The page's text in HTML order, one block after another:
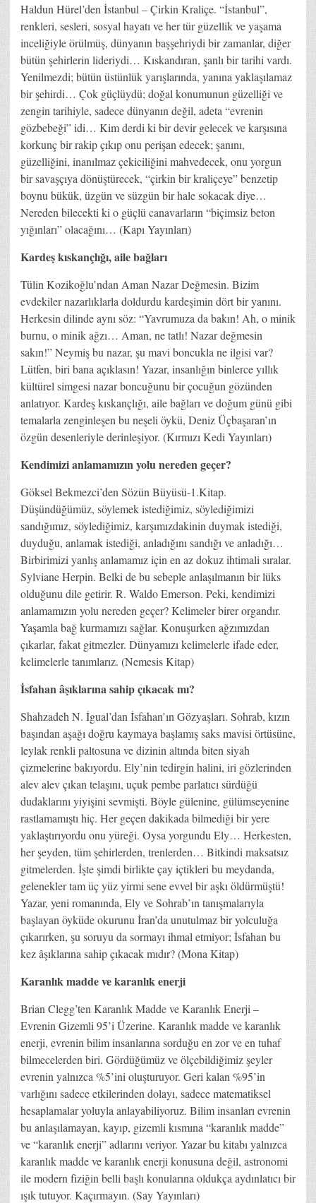
Haldun Hürel’den İstanbul – Çirkin Kraliçe. “İstanbul”,
renkleri, sesleri, sosyal hayatı ve her tür güzellik ve yaşama
inceliğiyle örülmüş, dünyanın başşehriydi bir zamanlar, diğer
bütün şehirlerin lideriydi… Kıskandıran, şanlı bir tarihi vardı.
Yenilmezdi; bütün üstünlük yarışlarında, yanına yaklaşılamaz
bir şehirdi… Çok güçlüydü; doğal konumunun güzelliği ve
zengin tarihiyle, sadece dünyanın değil, adeta “evrenin
gözbebeği” idi… Kim derdi ki bir devir gelecek ve karşısına
korkunç bir rakip çıkıp onu perişan edecek; şanını,
güzelliğini, inanılmaz çekiciliğini mahvedecek, onu yorgun
bir savaşçıya dönüştürecek, “çirkin bir kraliçeye” benzetip
boynu bükük, üzgün ve süzgün bir hale sokacak diye…
Nereden bilecekti ki o güçlü canavarların “biçimsiz beton
yığınları” olacağını… (Kapı Yayınları)
Kardeş kıskançlığı, aile bağları
Tülin Kozikoğlu’ndan Aman Nazar Değmesin. Bizim
evdekiler nazarlıklarla doldurdu kardeşimin dört bir yanını.
Herkesin dilinde aynı söz: “Yavrumuza da bakın! Ah, o minik
burnu, o minik ağzı… Aman, ne tatlı! Nazar değmesin
sakın!” Neymiş bu nazar, şu mavi boncukla ne ilgisi var?
Lütfen, biri bana açıklasın! Yazar, insanlığın binlerce yıllık
kültürel simgesi nazar boncuğunu bir çocuğun gözünden
anlatıyor. Kardeş kıskançlığı, aile bağları ve doğum günü gibi
temalarla zenginleşen bu neşeli öykü, Deniz Üçbaşaran’ın
özgün desenleriyle derinleşiyor. (Kırmızı Kedi Yayınları)
Kendimizi anlamamızın yolu nereden geçer?
Göksel Bekmezci’den Sözün Büyüsü-1.Kitap.
Düşündüğümüz, söylemek istediğimiz, söylediğimizi
sandığımız, söylediğimiz, karşımızdakinin duymak istediği,
duyduğu, anlamak istediği, anladığını sandığı ve anladığı…
Birbirimizi yanlış anlamamız için en az dokuz ihtimali sıralar.
Sylviane Herpin. Belki de bu sebeple anlaşılmanın bir lüks
olduğunu dile getirir. R. Waldo Emerson. Peki, kendimizi
anlamamızın yolu nereden geçer? Kelimeler birer organdır.
Yaşamla bağ kurmamızı sağlar. Konuşurken ağzımızdan
çıkarlar, fakat gitmezler. Dünyamızı kelimelerle ifade eder,
kelimelerle tanımlarız. (Nemesis Kitap)
İsfahan âşıklarına sahip çıkacak mı?
Shahzadeh N. İgual’dan İsfahan’ın Gözyaşları. Sohrab, kızın
başından aşağı doğru kaymaya başlamış saks mavisi örtüsüne,
leylak renkli paltosuna ve dizinin altında biten siyah
çizmelerine bakıyordu. Ely’nin tedirgin halini, iri gözlerinden
alev alev çıkan telaşını, uçuk pembe parlatıcı sürdüğü
dudaklarını yiyişini sevmişti. Böyle gülenine, gülümseyenine
rastlamamıştı hiç. Her geçen dakikada bilmediği bir yere
yaklaştırıyordu onu yüreği. Oysa yorgundu Ely… Herkesten,
her şeyden, tüm şehirlerden, trenlerden… Bitkindi maksatsız
gitmelerden. İşte şimdi birlikte çay içtikleri bu meydanda,
gelenekler tam üç yüz yirmi sene evvel bir aşkı öldürmüştü!
Yazar, yeni romanında, Ely ve Sohrab’ın tanışmalarıyla
başlayan öyküde okurunu İran’da unutulmaz bir yolculuğa
çıkarırken, şu soruyu da sormayı ihmal etmiyor; İsfahan bu
kez âşıklarına sahip çıkacak mıdır? (Mona Kitap)
Karanlık madde ve karanlık enerji
Brian Clegg’ten Karanlık Madde ve Karanlık Enerji –
Evrenin Gizemli 95’i Üzerine. Karanlık madde ve karanlık
enerji, evrenin bilim insanlarına sorduğu en zor ve en tuhaf
bilmecelerden biri. Gördüğümüz ve ölçebildiğimiz şeyler
evrenin yalnızca %5’ini oluşturuyor. Geri kalan %95’in
varlığını sadece etkilerinden dolayı, sadece matematiksel
hesaplamalar yoluyla anlayabiliyoruz. Bilim insanları evrenin
bu anlaşılamayan, kayıp, gizemli kısmına “karanlık madde”
ve “karanlık enerji” adlarını veriyor. Yazar bu kitabı yalnızca
karanlık madde ve karanlık enerji konusuna değil, astronomi
ile modern fiziğin belli başlı konularına oldukça aydınlatıcı bir
ışık tutuyor. Kaçırmayın. (Say Yayınları)